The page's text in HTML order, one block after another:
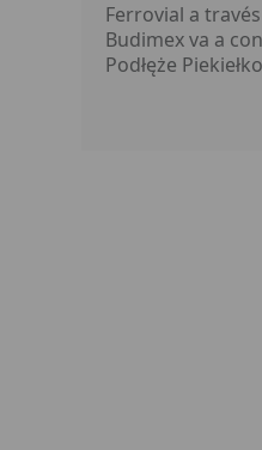
Ferrovial a
Budimex va a
Podłęże